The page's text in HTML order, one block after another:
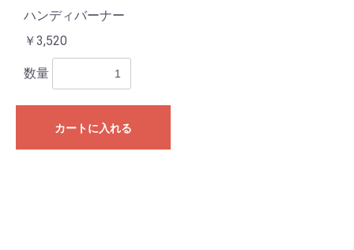
ハンディバーナー
￥3,520
数量
カートに入れる